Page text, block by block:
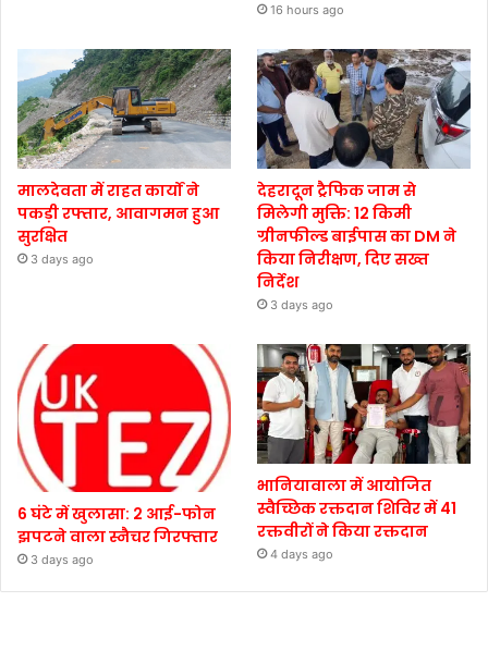
16 hours ago
मालदेवता में राहत कार्यों ने
पकड़ी रफ्तार, आवागमन हुआ
सुरक्षित
3 days ago
देहरादून ट्रैफिक जाम से
मिलेगी मुक्ति: 12 किमी
ग्रीनफील्ड बाईपास का DM ने
किया निरीक्षण, दिए सख्त
निर्देश
3 days ago
6 घंटे में खुलासा: 2 आई-फोन
झपटने वाला स्नैचर गिरफ्तार
3 days ago
भानियावाला में आयोजित
स्वैच्छिक रक्तदान शिविर में 41
रक्तवीरों ने किया रक्तदान
4 days ago